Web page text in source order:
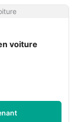
voiture